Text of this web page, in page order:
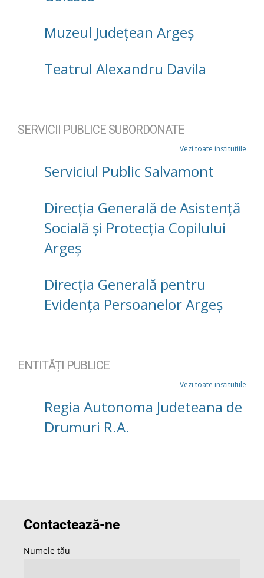
Muzeul Județean Argeș
Teatrul Alexandru Davila
SERVICII PUBLICE SUBORDONATE
Vezi toate institutiile
Serviciul Public Salvamont
Direcţia Generală de Asistenţă
Socială şi Protecţia Copilului
Argeş
Direcția Generală pentru
Evidența Persoanelor Argeș
ENTITĂȚI PUBLICE
Vezi toate institutiile
Regia Autonoma Judeteana de
Drumuri R.A.